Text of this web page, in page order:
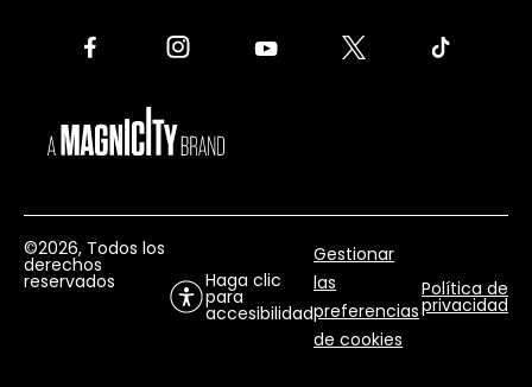
©2026, Todos los
derechos
reservados Haga clic
para
accesibilidad
Gestionar
las
preferencias
de cookies
Política de
privacidad